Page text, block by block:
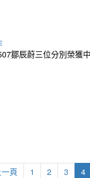
鄒辰蔚三位分別榮獲
頁 1 2 3 4